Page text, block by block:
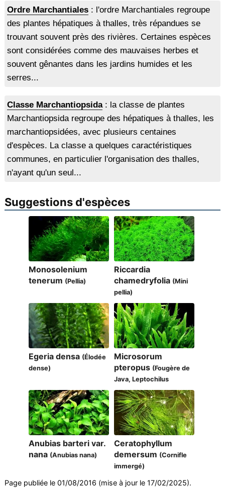
Ordre Marchantiales: l'ordre Marchantiales regroupe
des plantes hépatiques à thalles, très répandues se
trouvant souvent près des rivières. Certaines espèces
sont considérées comme des mauvaises herbes et
souvent gênantes dans les jardins humides et les
serres...
Classe Marchantiopsida: la classe de plantes
Marchantiopsida regroupe des hépatiques à thalles, les
marchantiopsidées, avec plusieurs centaines
d'espèces. La classe a quelques caractéristiques
communes, en particulier l'organisation des thalles,
n'ayant qu'un seul...
Suggestions d'espèces
Monosolenium
tenerum (Pellia)
Riccardia
chamedryfolia (Mini
pellia)
Egeria densa (Élodée
dense)
Microsorum
pteropus (Fougère de
Java, Leptochilus
pteropus)
Anubias barteri var.
nana (Anubias nana)
Ceratophyllum
demersum (Cornifle
immergé)
Page publiée le 01/08/2016 (mise à jour le 17/02/2025).